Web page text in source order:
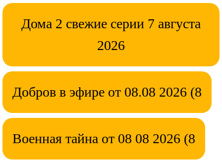
Дома 2 свежие серии 7 августа
2026
Добров в эфире от 08.08 2026 (8
Военная тайна от 08 08 2026 (8